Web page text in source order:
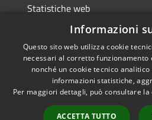
Statistiche web
Accessibilità
Privacy
Informazioni
Questo sito web utilizza cookie
necessari al corretto funzionamento
nonché un cookie tecnico
informazioni statistiche,
Per maggiori dettagli, può consultare la
ACCETTA TUTTO